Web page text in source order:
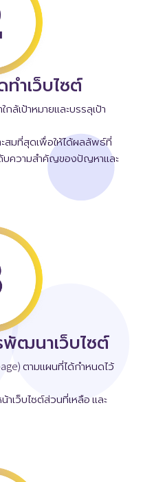
ทำเว็บไซต์
กล้เป้าหมายและบรรลุเป้า
สมที่สุดเพื่อให้ได้ผลลัพธ์ที่
บความสำคัญของปัญหาและ
พัฒนาเว็บไซต์
ตามแผนที่ได้กำหนดไว้
เว็บไซต์ส่วนที่เหลือ และ